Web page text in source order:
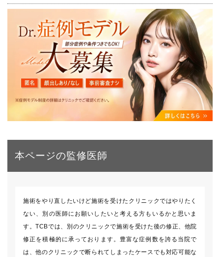
本ページの監修医師
施術をやり直したいけど施術を受けたクリニックではやりたく
ない、別の医師にお願いしたいと考える方もいるかと思いま
す。TCBでは、別のクリニックで施術を受けた後の修正、他院
修正を積極的に承っております。豊富な症例数を誇る当院で
は、他のクリニックで断られてしまったケースでも対応可能な